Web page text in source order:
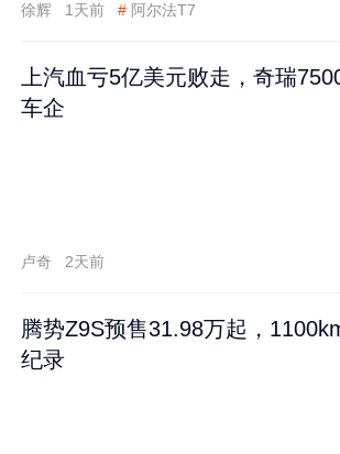
徐辉 1天前 # 阿尔法T7
上汽血亏5亿美元败走，奇瑞
车企
卢奇 2天前
腾势Z9S预售31.98万起，
纪录